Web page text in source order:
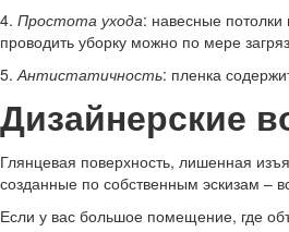
4. Простота ухода: навесные
проводить уборку можно по мере
5.Антистатичность: пленка
Дизайнерские
Глянцевая поверхность, лишенная
созданные по собственным эскизам –
Если у вас большое помещение, где